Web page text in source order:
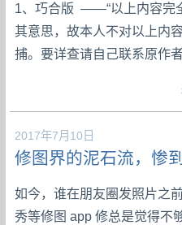
1、巧合版 ——“以上内容完
其意思，故本人不对以上内
捕。要详查请自己联系原作
2017年7月10日
修图界的泥石流，惨
如今，谁在朋友圈发照片之
秀等修图 app 修总是觉得不